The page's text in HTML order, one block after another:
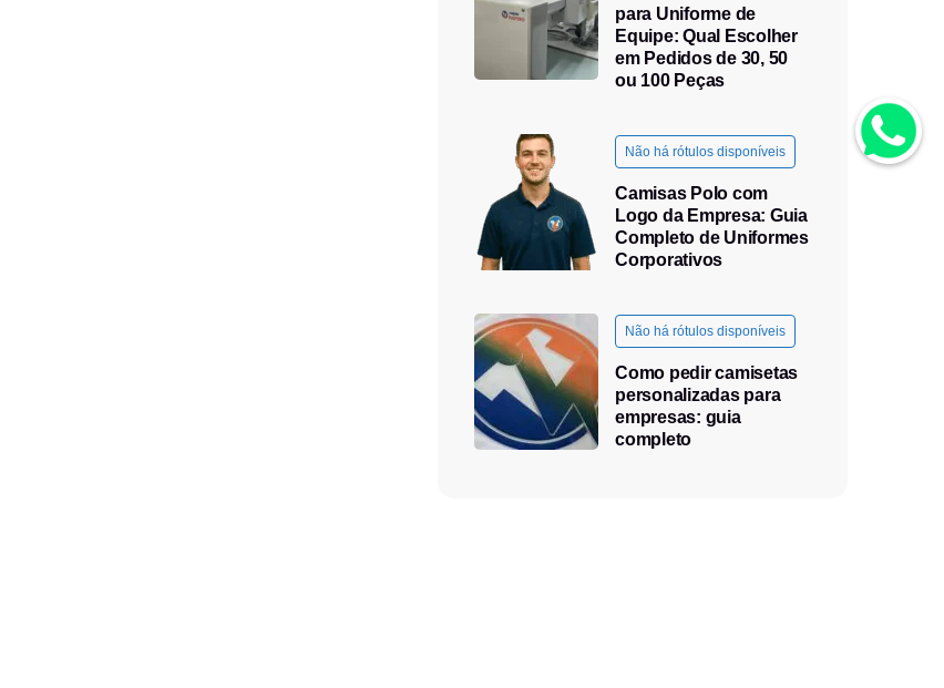
para Uniforme de
Equipe: Qual Escolher
em Pedidos de 30, 50
ou 100 Peças
Não há rótulos disponíveis
Camisas Polo com
Logo da Empresa: Guia
Completo de Uniformes
Corporativos
Não há rótulos disponíveis
Como pedir camisetas
personalizadas para
empresas: guia
completo